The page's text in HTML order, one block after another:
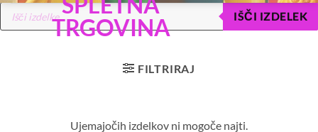
Products
search
IŠČI IZDELEK
FILTRIRAJ
Ujemajočih izdelkov ni mogoče najti.